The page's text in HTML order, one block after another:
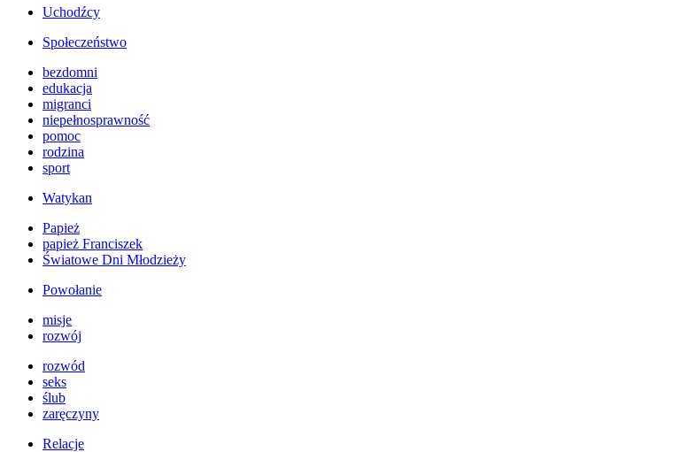
Uchodźcy
Społeczeństwo
bezdomni
edukacja
migranci
niepełnosprawność
pomoc
rodzina
sport
Watykan
Papież
papież Franciszek
Światowe Dni Młodzieży
Powołanie
misje
rozwój
rozwód
seks
ślub
zaręczyny
Relacje